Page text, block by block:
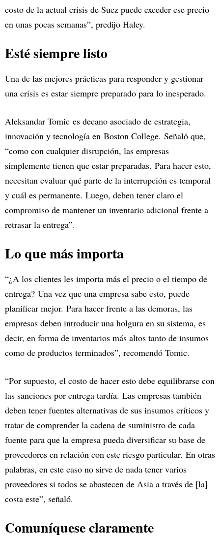
costo de la actual crisis de Suez puede exceder ese precio
en unas pocas semanas”, predijo Haley.
Esté siempre listo
Una de las mejores prácticas para responder y gestionar
una crisis es estar siempre preparado para lo inesperado.
Aleksandar Tomic es decano asociado de estrategia,
innovación y tecnología en Boston College. Señaló que,
“como con cualquier disrupción, las empresas
simplemente tienen que estar preparadas. Para hacer esto,
necesitan evaluar qué parte de la interrupción es temporal
y cuál es permanente. Luego, deben tener claro el
compromiso de mantener un inventario adicional frente a
retrasar la entrega”.
Lo que más importa
“¿A los clientes les importa más el precio o el tiempo de
entrega? Una vez que una empresa sabe esto, puede
planificar mejor. Para hacer frente a las demoras, las
empresas deben introducir una holgura en su sistema, es
decir, en forma de inventarios más altos tanto de insumos
como de productos terminados”, recomendó Tomic.
“Por supuesto, el costo de hacer esto debe equilibrarse con
las sanciones por entrega tardía. Las empresas también
deben tener fuentes alternativas de sus insumos críticos y
tratar de comprender la cadena de suministro de cada
fuente para que la empresa pueda diversificar su base de
proveedores en relación con este riesgo particular. En otras
palabras, en este caso no sirve de nada tener varios
proveedores si todos se abastecen de Asia a través de [la]
costa este”, señaló.
Comuníquese claramente